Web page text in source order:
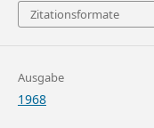
Zitationsformate
Ausgabe
1968